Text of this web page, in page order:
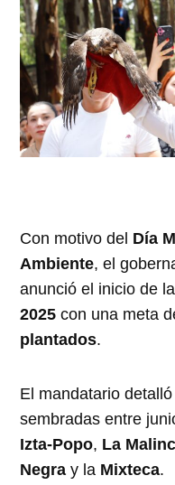
Con motivo del Día
Ambiente, el
anunció el inicio de
2025 con una meta
plantados.
El mandatario
sembradas entre
Izta-Popo, La
Negra y la Mixteca.